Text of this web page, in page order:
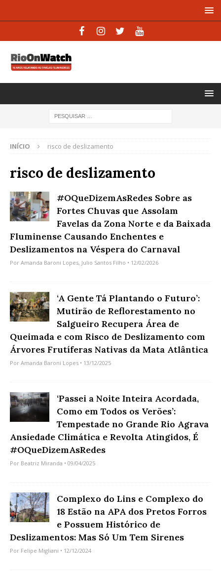
INÍCIO risco de deslizamento
risco de deslizamento
#OQueDizemAsRedes Sobre as
Fortes Chuvas que Assolam
Favelas da Zona Norte e da Baixada
Fluminense Causando Enchentes e
Deslizamentos na Véspera do Carnaval
Por Amanda Baroni Lopes, Julio Santos Filho • 12/02/2026
‘A Gente Tá Plantando o Futuro’:
Mutirão de Reflorestamento no
Salgueiro Recupera Área de
Queimada e com Risco de Deslizamento com
Árvores Frutíferas Nativas da Mata Atlântica
Por Amanda Baroni Lopes • 13/12/2025
‘Passei a Noite Inteira Acordada,
Como em Todos os Verões’:
Tempestade no Grande Rio Agrava
Ansiedade Climática e Revolta Atingidos, É
#OQueDizemAsRedes
Por Beatriz Miranda • 09/04/2025
Complexo do Lins e Complexo do
18 Estão na APA dos Pretos Forros
e Possuem Histórico de
Deslizamentos: Mas Só Um Tem Sirenes
Por Felipe Migliani • 12/12/2024